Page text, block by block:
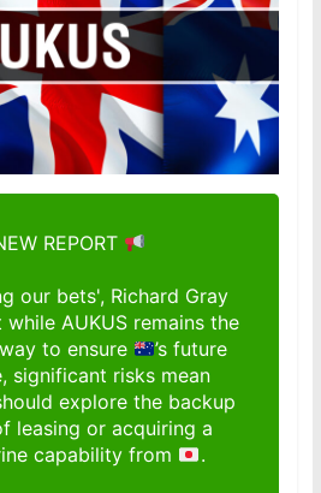
REPORT
our bets', Richard Gray
while AUKUS remains the
to ensure
’s future
significant risks mean
explore the backup
leasing or acquiring a
capability from
.